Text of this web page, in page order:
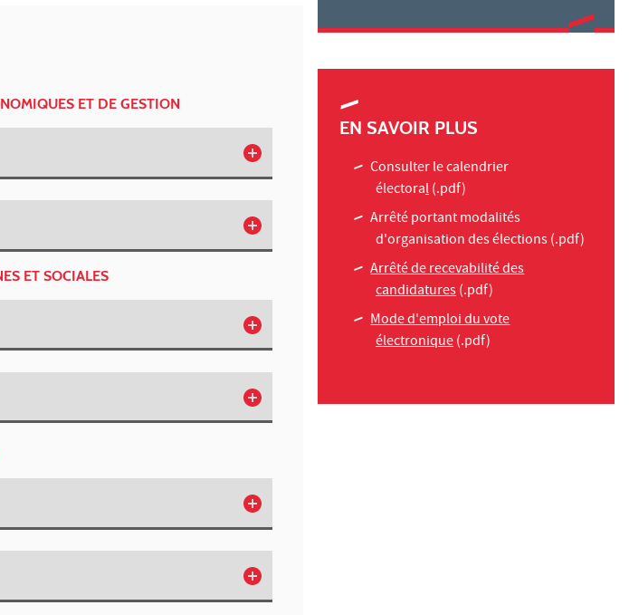
ET DE GESTION
ET SOCIALES
EN SAVOIR PLUS
Consulter le calendrier
électoral(.pdf)
Arrêté portant modalités
d'organisation des élections(.pdf)
Arrêté de recevabilité des
candidatures(.pdf)
Mode d'emploi du vote
électronique(.pdf)